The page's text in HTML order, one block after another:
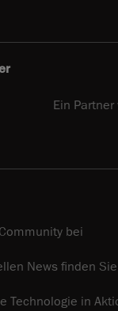
Ein Partner
bei
News finden
Technologie in